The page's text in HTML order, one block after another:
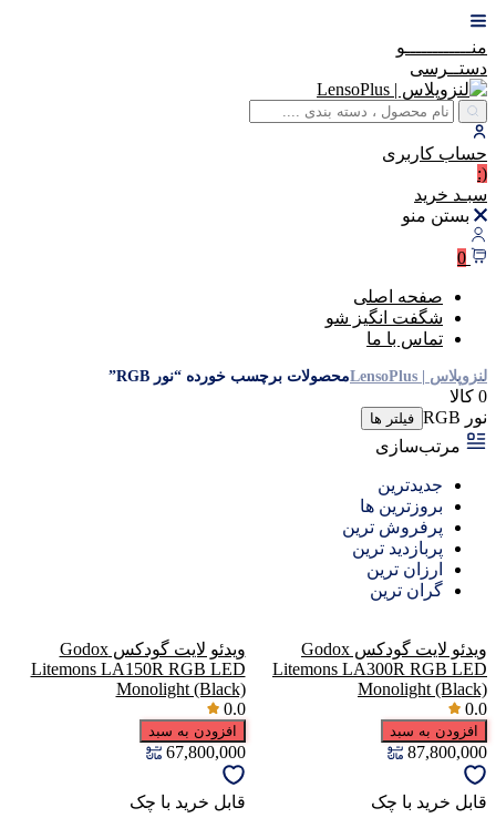
منــــــــــــو
دستــرسی
حساب کاربری
(:
سبـد خرید
بستن منو
0
صفحه اصلی
شگفت انگیز شو
تماس با ما
لنزوپلاس | LensoPlus محصولات برچسب خورده “نور RGB”
0 کالا
نور RGB
فیلتر ها
مرتب‌سازی
جدیدترین
بروزترین ها
پرفروش ترین
پربازدید ترین
ارزان ترین
گران ترین
ویدئو لایت گودکس Godox
Litemons LA300R RGB LED
Monolight (Black)
0.0
افزودن به سبد
87,800,000
قابل خرید با چک
ویدئو لایت گودکس Godox
Litemons LA150R RGB LED
Monolight (Black)
0.0
افزودن به سبد
67,800,000
قابل خرید با چک